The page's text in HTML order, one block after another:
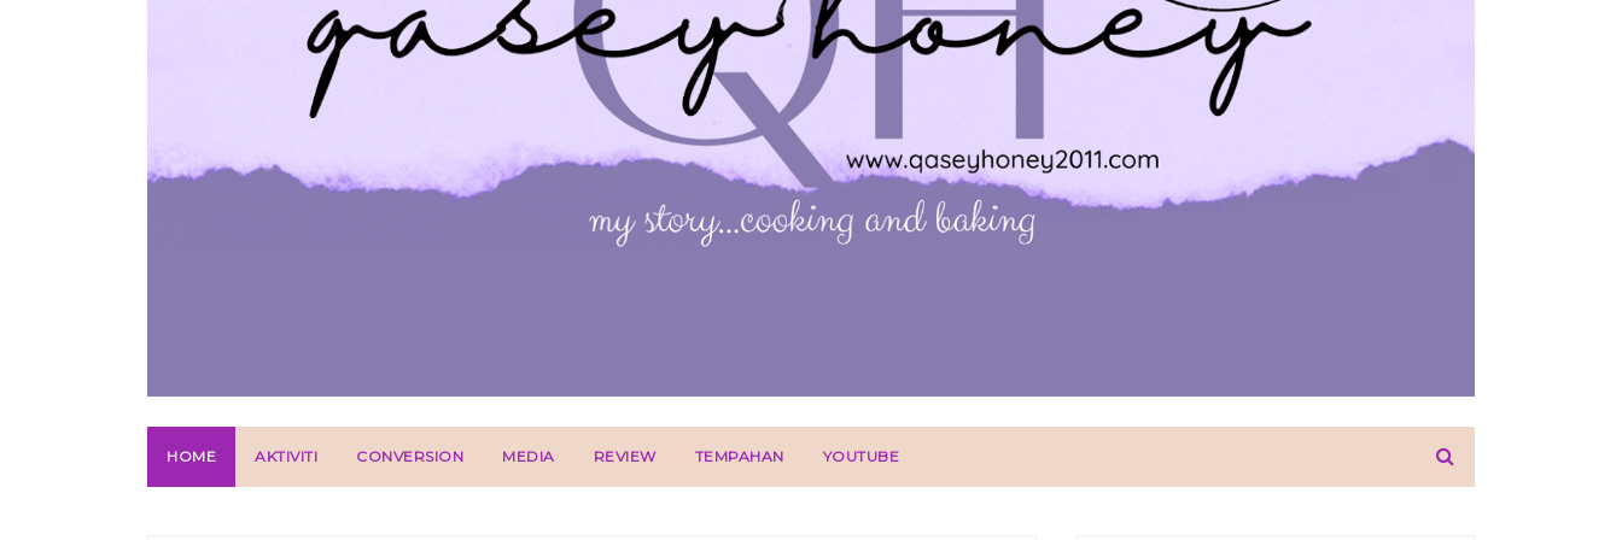
HOME AKTIVITI CONVERSION MEDIA REVIEW TEMPAHAN YOUTUBE